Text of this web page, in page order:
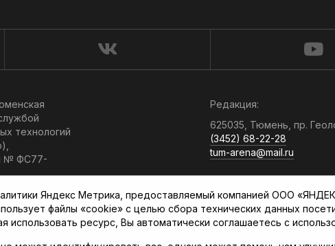
технологий
№ ФС77-
Редакция:
625035, Тюмень, пр.
(3452) 68-22-28
tum-arena@mail.ru
Отдел продаж:
(3452) 68-89-78
Яндекс Метрика, предоставляемый компанией ООО
файлы «cookie» с целью сбора технических данных
использовать ресурс, Вы автоматически соглашаетесь с